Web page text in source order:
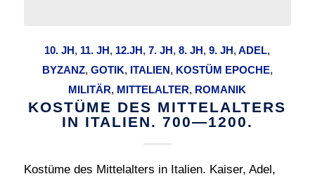
10. JH, 11. JH, 12.JH,7. JH,8. JH,9. JH,ADEL,
BYZANZ, GOTIK, ITALIEN, KOSTÜM EPOCHE,
MILITÄR, MITTELALTER, ROMANIK
KOSTÜME DES MITTELALTERS
IN ITALIEN. 700—1200.
Kostüme des Mittelalters in Italien. Kaiser, Adel,